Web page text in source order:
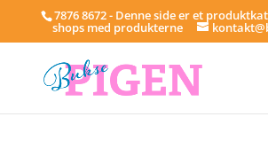
7876 8672 - Denne side er et
shops med produkterne